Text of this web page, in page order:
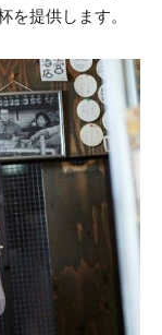
を提供します。